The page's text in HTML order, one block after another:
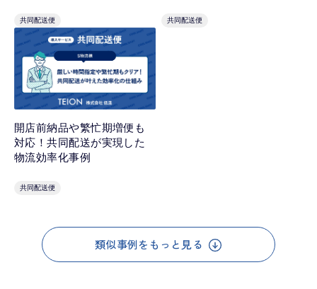
共同配送便 共同配送便
開店前納品や繁忙期増便も
対応！共同配送が実現した
物流効率化事例
共同配送便
類似事例をもっと見る